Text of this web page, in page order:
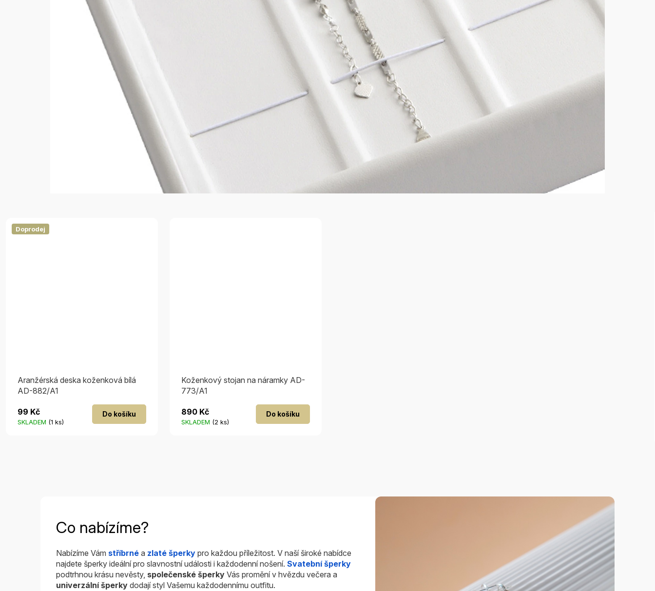
Doprodej
Aranžérská deska koženková bílá
AD-882/A1
SKLADEM (1 ks)
99 Kč Do košíku
Koženkový stojan na náramky AD-
773/A1
SKLADEM (2 ks)
890 Kč Do košíku
Co nabízíme?
Nabízíme Vám stříbrné a zlaté šperky pro každou příležitost. V naší široké nabídce
najdete šperky ideální pro slavnostní události i každodenní nošení. Svatební šperky
podtrhnou krásu nevěsty, společenské šperky Vás promění v hvězdu večera a
univerzální šperky dodají styl Vašemu každodennímu outfitu.